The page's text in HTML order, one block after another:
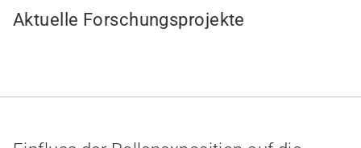
Aktuelle Forschungsprojekte